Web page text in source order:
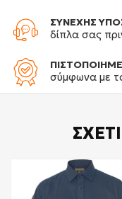
ΣΥΝΕΧΗΣ
δίπλα σας
σύμφωνα με